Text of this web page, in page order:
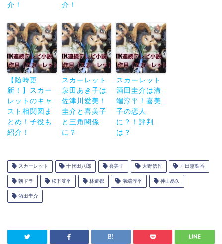
介！
介！
【随時更
新！】スカー
レットのキャ
スト相関図ま
とめ！子役も
紹介！
スカーレット
泉田あき子は
佐津川愛美！
圭介と喜美子
と三角関係
に？
スカーレット
酒田圭介は溝
端淳平！喜美
子の恋人
に？！評判
は？
スカーレット 十代田八郎 喜美子 大野信作 戸田恵梨香
朝ドラ 松下洸平 林遣都 溝端淳平 神山易久
酒田圭介